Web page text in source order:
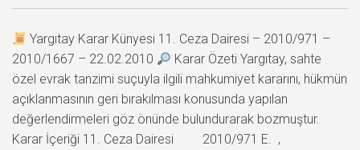
Yargıtay Karar Künyesi 11. Ceza Dairesi – 2010/971 –
2010/1667 – 22.02.2010
Karar Özeti Yargıtay, sahte
özel evrak tanzimi suçuyla ilgili mahkumiyet kararını, hükmün
açıklanmasının geri bırakılması konusunda yapılan
değerlendirmeleri göz önünde bulundurarak bozmuştur.
Karar İçeriği 11. Ceza Dairesi 2010/971 E. ,